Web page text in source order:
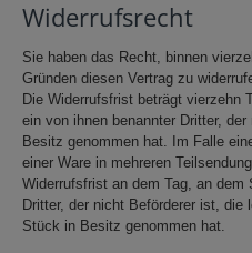
Widerrufsrecht
Sie haben das Recht, binnen
Gründen diesen Vertrag zu
Die Widerrufsfrist beträgt vierzehn
ein von ihnen benannter Dritter,
Besitz genommen hat. Im Falle
einer Ware in mehreren
Widerrufsfrist an dem Tag, an dem
Dritter, der nicht Beförderer ist,
Stück in Besitz genommen hat.